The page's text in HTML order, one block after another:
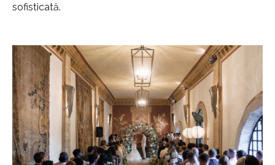
sofisticată.